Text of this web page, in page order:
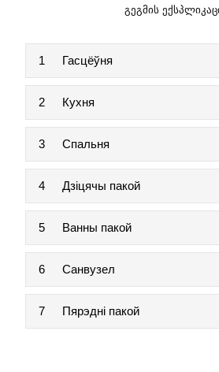
ᲒᲔᲒᲛᲘᲡ
1 Гасцёўня
2 Кухня
3 Спальня
4 Дзіцячы пакой
5 Ванны пакой
6 Санвузел
7 Пярэдні пакой